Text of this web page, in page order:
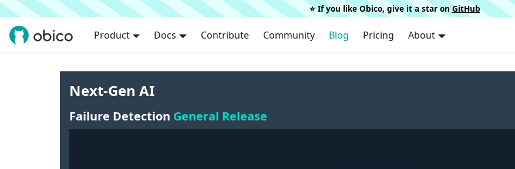
⭐️ If you like Obico, give it a star on GitHub
Product Docs Contribute Community Blog Pricing About
Next-Gen AI
Failure Detection General Release